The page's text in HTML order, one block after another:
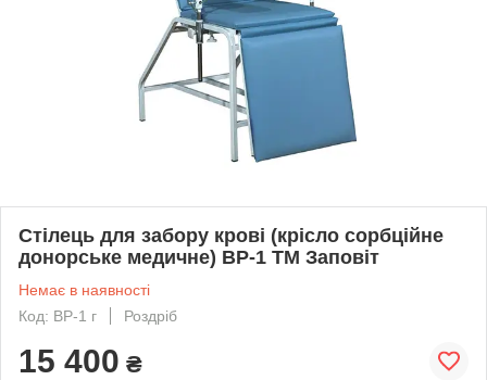
Стілець для забору крові (крісло сорбційне
донорське медичне) ВР-1 ТМ Заповіт
Немає в наявності
Код: ВР-1 г
Роздріб
15 400 ₴